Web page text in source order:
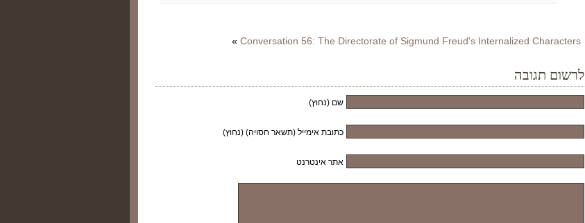
Conversation 56: The Directorate of Sigmund Freud's Internalized Characters
»
לרשום תגובה
שם (נחוץ)
כתובת אימייל (תשאר חסויה) (נחוץ)
אתר אינטרנט